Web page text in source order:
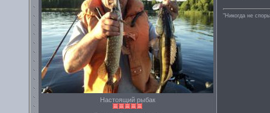
Настоящий рыбак
"Никогда не